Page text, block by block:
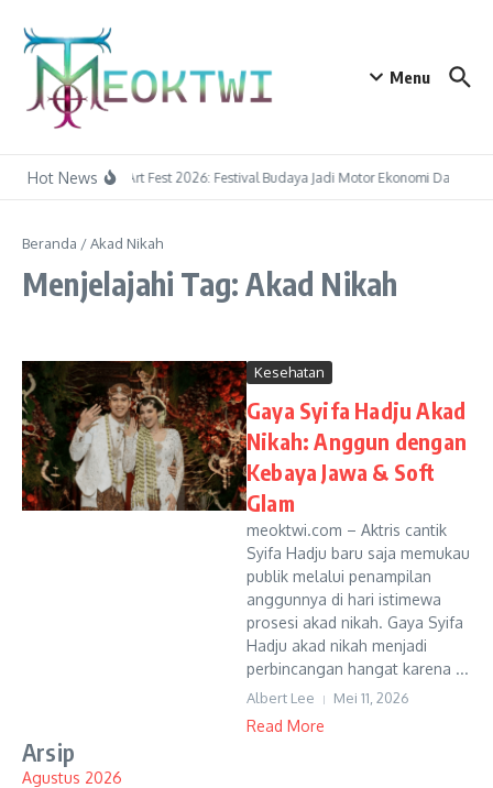
Menu
Hot NewsTapin Art Fest 2026: Festival Budaya Jadi Motor Ekonomi Daerah
Beranda /Akad Nikah
Menjelajahi Tag: Akad Nikah
Kesehatan
Gaya Syifa Hadju Akad
Nikah: Anggun dengan
Kebaya Jawa & Soft
Glam
meoktwi.com – Aktris cantik
Syifa Hadju baru saja memukau
publik melalui penampilan
anggunnya di hari istimewa
prosesi akad nikah. Gaya Syifa
Hadju akad nikah menjadi
perbincangan hangat karena ...
Albert Lee Mei 11, 2026
Read More
Arsip
Agustus 2026